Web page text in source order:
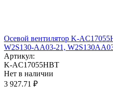
Осевой вентилятор K-
W2S130-AA03-21,
Артикул:
K-AC17055HBT
Нет в наличии
3 927.71 ₽